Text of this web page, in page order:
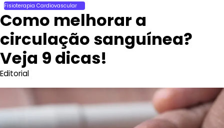
Fisioterapia Cardiovascular
Como melhorar a
circulação sanguínea?
Veja 9 dicas!
Editorial